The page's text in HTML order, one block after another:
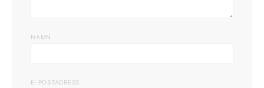
NAMN
E-POSTADRESS